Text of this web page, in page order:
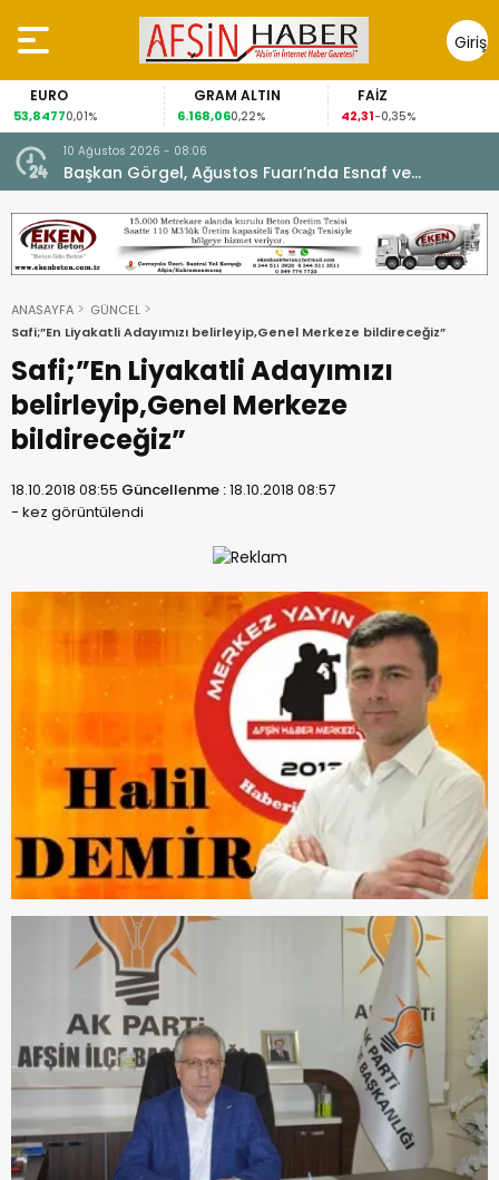
Giriş
Yap
EURO
53,84770,01%
GRAM ALTIN
6.168,060,22%
FAİZ
42,31-0,35%
10 Ağustos 2026 - 08:06
Başkan Görgel, Ağustos Fuarı’nda Esnaf ve
Vatandaşlarla Buluştu.
ANASAYFA
GÜNCEL
Safi;”En Liyakatli Adayımızı belirleyip,Genel Merkeze bildireceğiz”
Safi;”En Liyakatli Adayımızı
belirleyip,Genel Merkeze
bildireceğiz”
18.10.2018 08:55 Güncellenme :18.10.2018 08:57
- kez görüntülendi